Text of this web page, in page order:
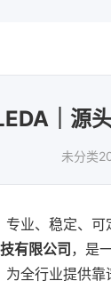
｜源
未分类
业、稳定、
有限公司 ，是
全行业提供